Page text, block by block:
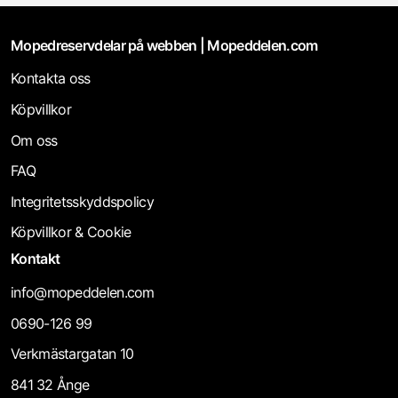
Mopedreservdelar på webben | Mopeddelen.com
Kontakta oss
Köpvillkor
Om oss
FAQ
Integritetsskyddspolicy
Köpvillkor & Cookie
Kontakt
info@mopeddelen.com
0690-126 99
Verkmästargatan 10
841 32 Ånge